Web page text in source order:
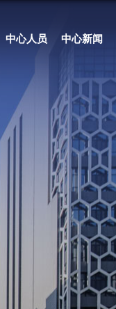
中心人员 中心新闻